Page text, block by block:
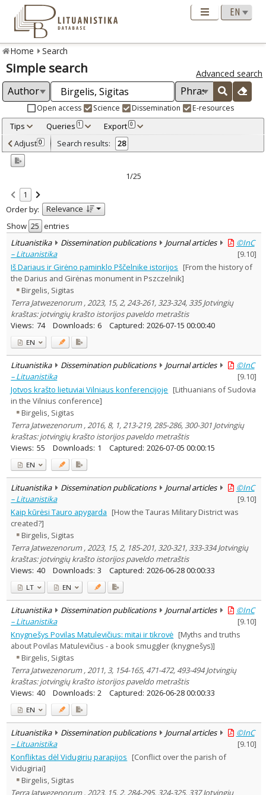
Home Search
Simple search Advanced search
Open access Science Dissemination E-resources
Tips Queries 1 Export 0
Adjusted by criteria 0
Year
Refine
Open access
Scientific publications 10
Dissemination publications
Document Type:
Books & books parts 1
Journal articles
Subject area:
Ethnology
1
History 27
Literary Studies 1
Arts 2
Theology 3
Text language
Country of publication
Historical periods
Subject
Journal
Adjust 0 Search results: 28
1/25
1
Order by:
Relevance
Show
entries
Lituanistika
Dissemination publications Journal articles
©InC
– Lituanistika
[9.10]
Iš Dariaus ir Girėno paminklo Pščelnike istorijos [From the history of
the Darius and Girėnas monument in Pszczelnik]
Birgelis, Sigitas
Terra Jatwezenorum , 2023, 15, 2, 243-261, 323-324, 335 Jotvingių
kraštas: jotvingių krašto istorijos paveldo metraštis
Views: 74 Downloads: 6 Captured: 2026-07-15 00:00:40
EN
Lituanistika Dissemination publications Journal articles
©InC
– Lituanistika
[9.10]
Jotvos krašto lietuviai Vilniaus konferencijoje [Lithuanians of Sudovia
in the Vilnius conference]
Birgelis, Sigitas
Terra Jatwezenorum , 2016, 8, 1, 213-219, 285-286, 300-301 Jotvingių
kraštas: jotvingių krašto istorijos paveldo metraštis
Views: 55 Downloads: 1 Captured: 2026-07-05 00:00:15
EN
Lituanistika Dissemination publications Journal articles
©InC
– Lituanistika
[9.10]
Kaip kūrėsi Tauro apygarda [How the Tauras Military District was
created?]
Birgelis, Sigitas
Terra Jatwezenorum , 2023, 15, 2, 185-201, 320-321, 333-334 Jotvingių
kraštas: jotvingių krašto istorijos paveldo metraštis
Views: 40 Downloads: 3 Captured: 2026-06-28 00:00:33
LT EN
Lituanistika Dissemination publications Journal articles
©InC
– Lituanistika
[9.10]
Knygnešys Povilas Matulevičius: mitai ir tikrovė [Myths and truths
about Povilas Matulevičius - a book smuggler (knygnešys)]
Birgelis, Sigitas
Terra Jatwezenorum , 2011, 3, 154-165, 471-472, 493-494 Jotvingių
kraštas: jotvingių krašto istorijos paveldo metraštis
Views: 40 Downloads: 2 Captured: 2026-06-28 00:00:33
EN
Lituanistika Dissemination publications Journal articles
©InC
– Lituanistika
[9.10]
Konfliktas dėl Vidugirių parapijos [Conflict over the parish of
Vidugiriai]
Birgelis, Sigitas
Terra Jatwezenorum , 2023, 15, 2, 284-295, 324-325, 337 Jotvingių